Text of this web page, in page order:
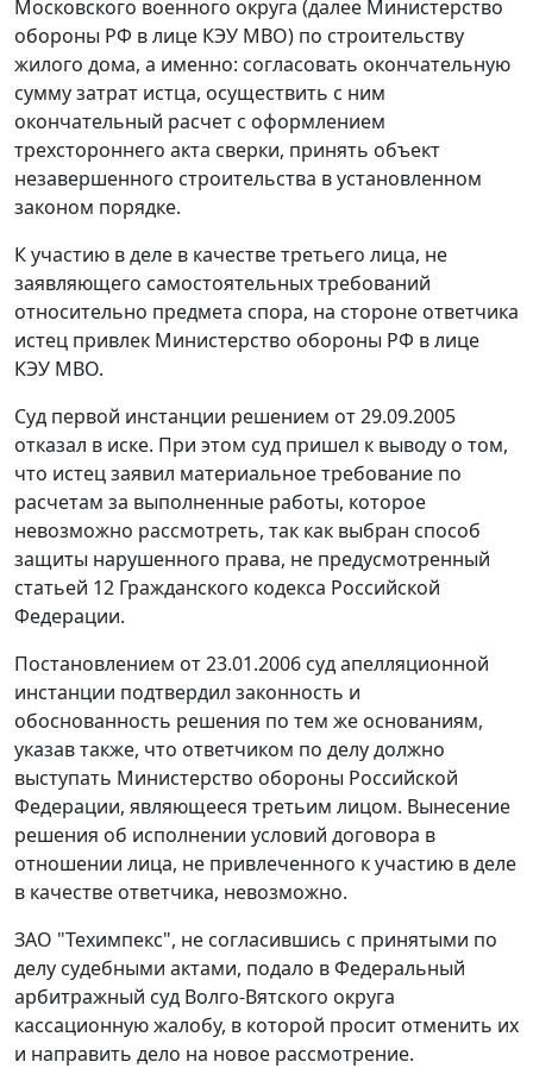
Московского военного округа (далее Министерство
обороны РФ в лице КЭУ МВО) по строительству
жилого дома, а именно: согласовать окончательную
сумму затрат истца, осуществить с ним
окончательный расчет с оформлением
трехстороннего акта сверки, принять объект
незавершенного строительства в установленном
законом порядке.
К участию в деле в качестве третьего лица, не
заявляющего самостоятельных требований
относительно предмета спора, на стороне ответчика
истец привлек Министерство обороны РФ в лице
КЭУ МВО.
Суд первой инстанции решением от 29.09.2005
отказал в иске. При этом суд пришел к выводу о том,
что истец заявил материальное требование по
расчетам за выполненные работы, которое
невозможно рассмотреть, так как выбран способ
защиты нарушенного права, не предусмотренный
статьей 12 Гражданского кодекса Российской
Федерации.
Постановлением от 23.01.2006 суд апелляционной
инстанции подтвердил законность и
обоснованность решения по тем же основаниям,
указав также, что ответчиком по делу должно
выступать Министерство обороны Российской
Федерации, являющееся третьим лицом. Вынесение
решения об исполнении условий договора в
отношении лица, не привлеченного к участию в деле
в качестве ответчика, невозможно.
ЗАО "Техимпекс", не согласившись с принятыми по
делу судебными актами, подало в Федеральный
арбитражный суд Волго-Вятского округа
кассационную жалобу, в которой просит отменить их
и направить дело на новое рассмотрение.